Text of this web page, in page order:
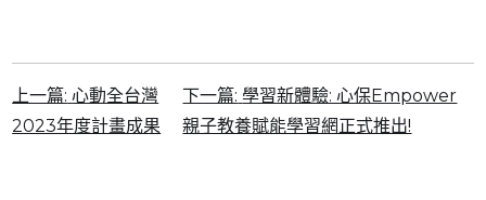
上一篇: 心動全台灣
2023年度計畫成果
下一篇: 學習新體驗: 心保Empower
親子教養賦能學習網正式推出!